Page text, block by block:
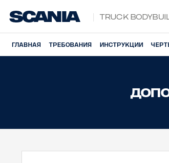
Truck
ГЛАВНАЯ ТРЕБОВАНИЯ ИНСТРУКЦИИ